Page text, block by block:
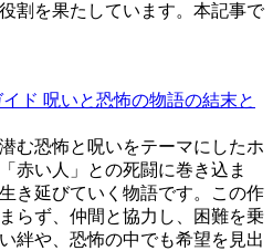
割を果たしています。本記事で
ド 呪いと恐怖の物語の結末と
む恐怖と呪いをテーマにしたホ
赤い人」との死闘に巻き込ま
き延びていく物語です。この作
らず、仲間と協力し、困難を乗
絆や、恐怖の中でも希望を見出